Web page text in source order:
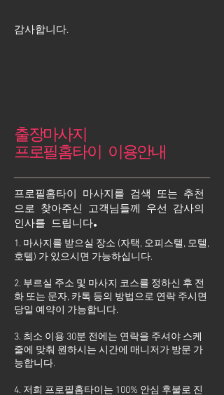
​감사합니다.
출장마사지
프로필홈타이 이용안내
프로필홈타이 마사지를 검색 또는 추천
으로 찾아주신 고객님들께 우선 감사의
인사를 드립니다.
1. 마사지를 받으실 장소 (자택, 오피스텔, 모텔,
호텔) 가 있으시면 가능하십니다.
2. 부르실 주소 및 마사지 코스를 정하신 후 전
화 또는 문자, 카톡 등의 방법으로 연락 주시면
당일 예약이 가능합니다.
3. 최소 이용 30분 전에는 연락을 주셔야 스케
줄에 맞춰 원하시는 시간에 매니저가 방문 가
능합니다.
4. 저희 프로필홈타이는 100% 안심 후불로 진